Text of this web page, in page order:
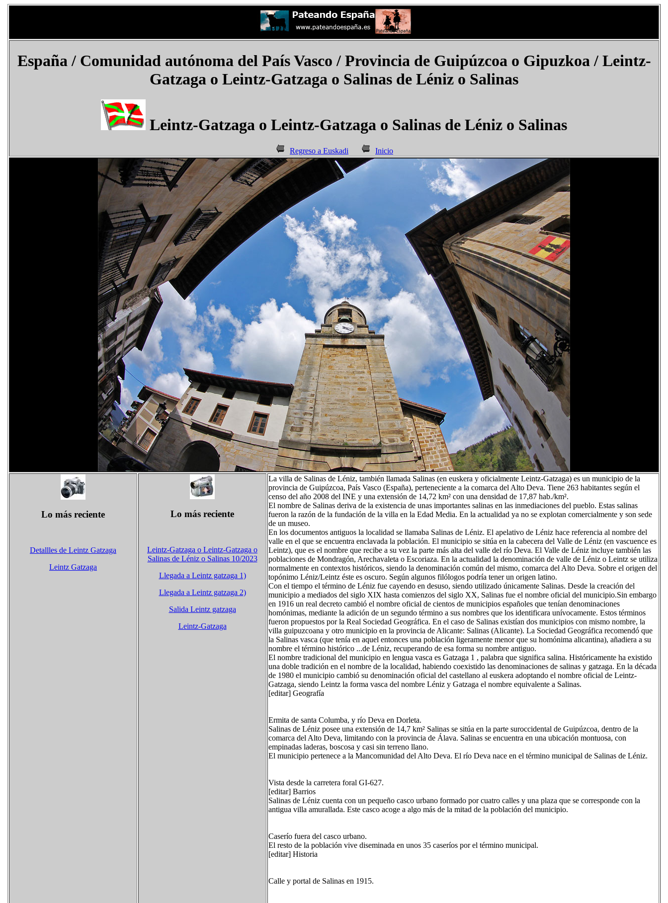
España/ Comunidad autónoma del País Vasco / Provincia de Guipúzcoa o Gipuzkoa / Leintz-
Gatzaga o Leintz-Gatzaga o Salinas de Léniz o Salinas
Leintz-Gatzaga o Leintz-Gatzaga o Salinas de Léniz o Salinas
Regreso a Euskadi Inicio
Lo más reciente
Detallles de Leintz Gatzaga
Leintz Gatzaga
Lo más reciente
Leintz-Gatzaga o Leintz-Gatzaga o
Salinas de Léniz o Salinas 10/2023
Llegada a Leintz gatzaga 1)
Llegada a Leintz gatzaga 2)
Salida Leintz gatzaga
Leintz-Gatzaga
La villa de Salinas de Léniz, también llamada Salinas (en euskera y oficialmente Leintz-Gatzaga) es un municipio de la
provincia de Guipúzcoa, País Vasco (España), perteneciente a la comarca del Alto Deva. Tiene 263 habitantes según el
censo del año 2008 del INE y una extensión de 14,72 km² con una densidad de 17,87 hab./km².
El nombre de Salinas deriva de la existencia de unas importantes salinas en las inmediaciones del pueblo. Estas salinas
fueron la razón de la fundación de la villa en la Edad Media. En la actualidad ya no se explotan comercialmente y son sede
de un museo.
En los documentos antiguos la localidad se llamaba Salinas de Léniz. El apelativo de Léniz hace referencia al nombre del
valle en el que se encuentra enclavada la población. El municipio se sitúa en la cabecera del Valle de Léniz (en vascuence es
Leintz), que es el nombre que recibe a su vez la parte más alta del valle del río Deva. El Valle de Léniz incluye también las
poblaciones de Mondragón, Arechavaleta o Escoriaza. En la actualidad la denominación de valle de Léniz o Leintz se utiliza
normalmente en contextos históricos, siendo la denominación común del mismo, comarca del Alto Deva. Sobre el origen del
topónimo Léniz/Leintz éste es oscuro. Según algunos filólogos podría tener un origen latino.
Con el tiempo el término de Léniz fue cayendo en desuso, siendo utilizado únicamente Salinas. Desde la creación del
municipio a mediados del siglo XIX hasta comienzos del siglo XX, Salinas fue el nombre oficial del municipio.Sin embargo
en 1916 un real decreto cambió el nombre oficial de cientos de municipios españoles que tenían denominaciones
homónimas, mediante la adición de un segundo término a sus nombres que los identificara unívocamente. Estos términos
fueron propuestos por la Real Sociedad Geográfica. En el caso de Salinas existían dos municipios con mismo nombre, la
villa guipuzcoana y otro municipio en la provincia de Alicante: Salinas (Alicante). La Sociedad Geográfica recomendó que
la Salinas vasca (que tenía en aquel entonces una población ligeramente menor que su homónima alicantina), añadiera a su
nombre el término histórico ...de Léniz, recuperando de esa forma su nombre antiguo.
El nombre tradicional del municipio en lengua vasca es Gatzaga 1 , palabra que significa salina. Históricamente ha existido
una doble tradición en el nombre de la localidad, habiendo coexistido las denominaciones de salinas y gatzaga. En la década
de 1980 el municipio cambió su denominación oficial del castellano al euskera adoptando el nombre oficial de Leintz-
Gatzaga, siendo Leintz la forma vasca del nombre Léniz y Gatzaga el nombre equivalente a Salinas.
[editar] Geografía
Ermita de santa Columba, y río Deva en Dorleta.
Salinas de Léniz posee una extensión de 14,7 km² Salinas se sitúa en la parte suroccidental de Guipúzcoa, dentro de la
comarca del Alto Deva, limitando con la provincia de Álava. Salinas se encuentra en una ubicación montuosa, con
empinadas laderas, boscosa y casi sin terreno llano.
El municipio pertenece a la Mancomunidad del Alto Deva. El río Deva nace en el término municipal de Salinas de Léniz.
Vista desde la carretera foral GI-627.
[editar] Barrios
Salinas de Léniz cuenta con un pequeño casco urbano formado por cuatro calles y una plaza que se corresponde con la
antigua villa amurallada. Este casco acoge a algo más de la mitad de la población del municipio.
Caserío fuera del casco urbano.
El resto de la población vive diseminada en unos 35 caseríos por el término municipal.
[editar] Historia
Calle y portal de Salinas en 1915.